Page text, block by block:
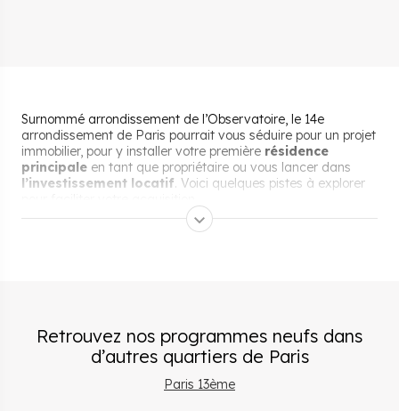
Surnommé arrondissement de l’Observatoire, le 14e
arrondissement de Paris pourrait vous séduire pour un projet
immobilier, pour y installer votre première résidence
principale en tant que propriétaire ou vous lancer dans
l’investissement locatif. Voici quelques pistes à explorer
Si vous envisagez d’acquérir votre résidence principale dans
le 14e arrondissement de Paris en tant que primo-accédant,
vous avez sûrement entendu parler du Prêt à Taux Zéro
Retrouvez nos programmes neufs dans
d’autres quartiers de Paris
Paris 13ème